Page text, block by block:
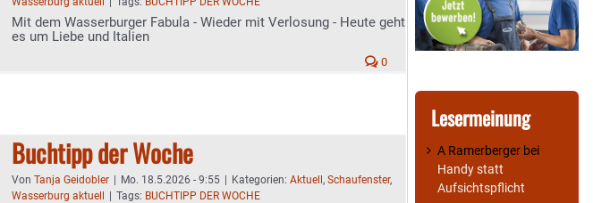
Mit dem Wasserburger Fabula - Wieder mit Verlosung - Heute geht
es um Liebe und Italien
0
Buchtipp der Woche
Von Tanja Geidobler Mo. 18.5.2026 - 9:55 Kategorien: Aktuell , Schaufenster,
Wasserburg aktuell
Tags: BUCHTIPP DER WOCHE
Lesermeinung
A Ramerberger bei
Handy statt
Aufsichtspflicht